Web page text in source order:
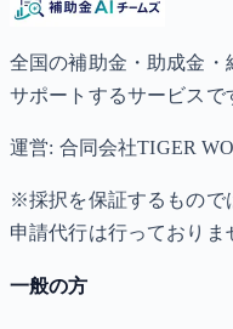
全国の補助金・助成金
サポートするサービスで
運営: 合同会社TIGER
※採択を保証するもので
申請代行は行っておりま
一般の方